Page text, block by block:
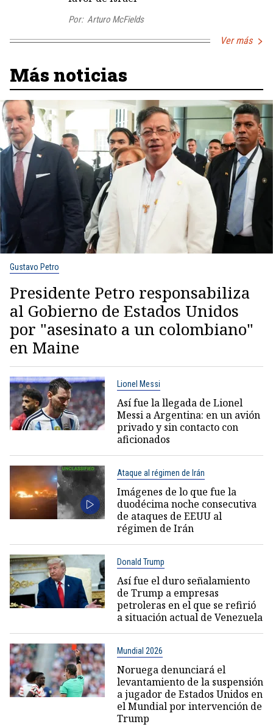
Por: Arturo McFields
Ver más
Más noticias
Gustavo Petro
Presidente Petro responsabiliza
al Gobierno de Estados Unidos
por "asesinato a un colombiano"
en Maine
Lionel Messi
Así fue la llegada de Lionel
Messi a Argentina: en un avión
privado y sin contacto con
aficionados
Ataque al régimen de Irán
Imágenes de lo que fue la
duodécima noche consecutiva
de ataques de EEUU al
régimen de Irán
Donald Trump
Así fue el duro señalamiento
de Trump a empresas
petroleras en el que se refirió
a situación actual de Venezuela
Mundial 2026
Noruega denunciará el
levantamiento de la suspensión
a jugador de Estados Unidos en
el Mundial por intervención de
Trump